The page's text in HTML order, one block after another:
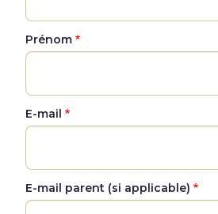
Prénom
E-mail
E-mail parent (si applicable)